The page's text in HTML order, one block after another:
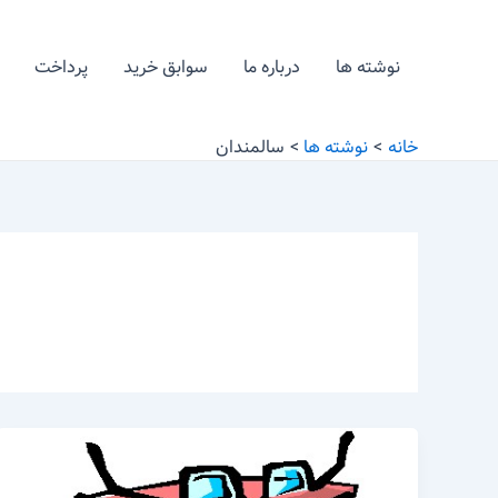
نوشته ها درباره ما سوابق خرید پرداخت
خانه نوشته ها سالمندان